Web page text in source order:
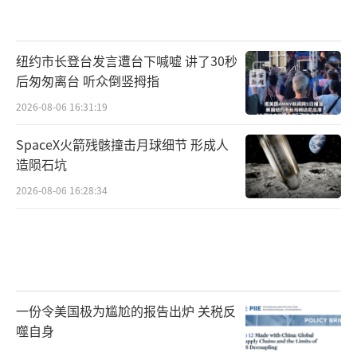
纽约市长登台发言遭台下喊嘘 讲了30秒
后匆匆离台 听众倒竖拇指
2026-08-06 16:31:19
SpaceX火箭残骸撞击月球细节 形成人
造陨石坑
2026-08-06 16:28:34
一份令美国极为尴尬的报告出炉 关税反
噬自身